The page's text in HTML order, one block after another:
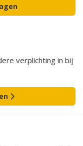
verplichting in bij